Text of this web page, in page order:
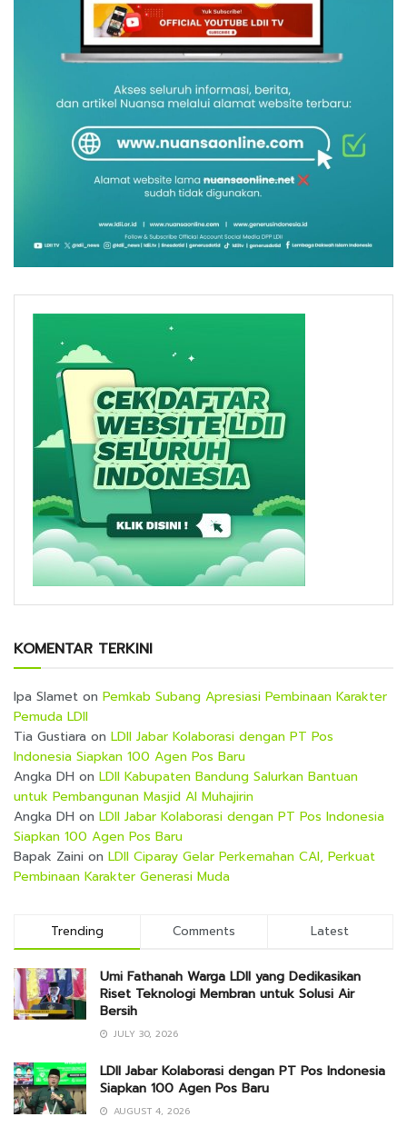
KOMENTAR TERKINI
Ipa Slamet on Pemkab Subang Apresiasi Pembinaan Karakter
Pemuda LDII
Tia Gustiara on LDII Jabar Kolaborasi dengan PT Pos
Indonesia Siapkan 100 Agen Pos Baru
Angka DH on LDII Kabupaten Bandung Salurkan Bantuan
untuk Pembangunan Masjid Al Muhajirin
Angka DH on LDII Jabar Kolaborasi dengan PT Pos Indonesia
Siapkan 100 Agen Pos Baru
Bapak Zaini on LDII Ciparay Gelar Perkemahan CAI, Perkuat
Pembinaan Karakter Generasi Muda
Trending Comments Latest
Umi Fathanah Warga LDII yang Dedikasikan
Riset Teknologi Membran untuk Solusi Air
Bersih
JULY 30, 2026
LDII Jabar Kolaborasi dengan PT Pos Indonesia
Siapkan 100 Agen Pos Baru
AUGUST 4, 2026